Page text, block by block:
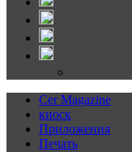
Cer Magazine
киоск
Приложения
Печать